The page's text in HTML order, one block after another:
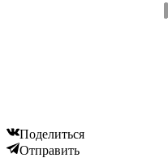
Поделиться
Отправить